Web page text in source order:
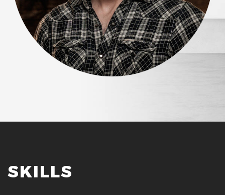
SKILLS